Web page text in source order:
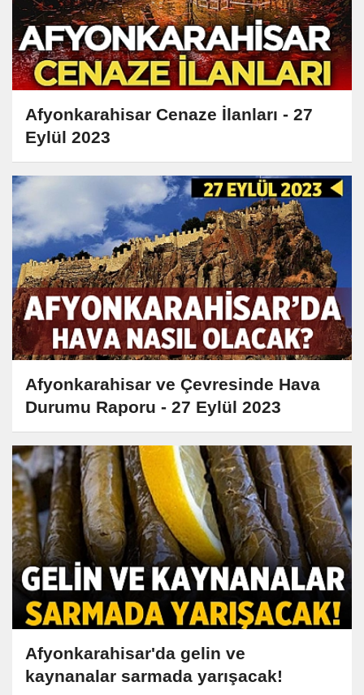
Afyonkarahisar Cenaze İlanları - 27
Eylül 2023
Afyonkarahisar ve Çevresinde Hava
Durumu Raporu - 27 Eylül 2023
Afyonkarahisar'da gelin ve
kaynanalar sarmada yarışacak!